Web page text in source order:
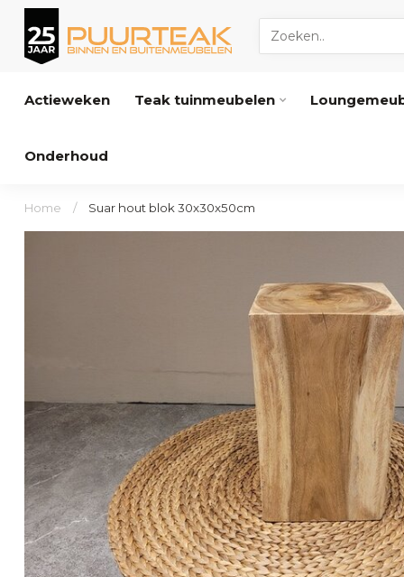
Actieweken Teak tuinmeubelen
Onderhoud
Home / Suar hout blok 30x30x50cm